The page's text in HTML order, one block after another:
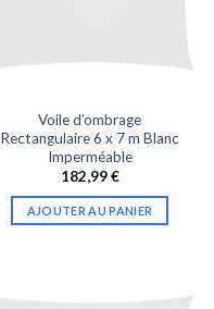
Voile d’ombrage
Rectangulaire 6 x 7 m Blanc
Imperméable
182,99€
AJOUTER AU PANIER